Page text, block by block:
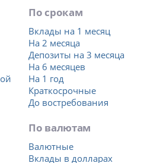
По срокам
Вклады на 1 месяц
На 2 месяца
Депозиты на 3 месяца
На 6 месяцев
На 1 год
Краткосрочные
До востребования
По валютам
Валютные
Вклады в долларах